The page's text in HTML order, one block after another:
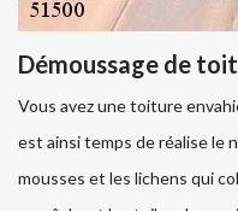
Démoussage de
Vous avez une toiture
est ainsi temps de réalise le
mousses et les lichens qui